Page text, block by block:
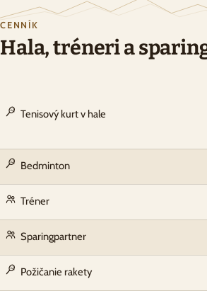
CENNÍK
Hala, tréneri a
Tenisový kurt v hale
Bedminton
Tréner
Sparingpartner
Požičanie rakety